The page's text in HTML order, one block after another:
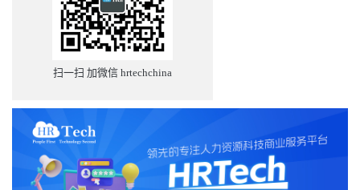
扫一扫 加微信 hrtechchina